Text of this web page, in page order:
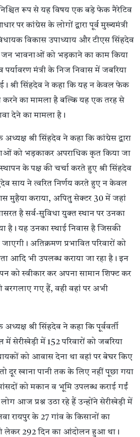
रूप से यह विषय एक बड़े फेक नैरेटिव
पर कांग्रेस के लोगों द्वारा पूर्व मुख्यमंत्री
विकास उपाध्याय और टीएस सिंहदेव
भावनाओं को भड़काने का काम किया
मंत्री के निज निवास में जबरिया
श्री सिंहदेव ने कहा कि यह न केवल फेक
करने का मामला है बल्कि यह एक तरह से
देने का मामला है।
श्री सिंहदेव ने कहा कि कांग्रेस द्वारा
को भड़काकर अपराधिक कृत किया जा
के पक्ष की चर्चा करते हुए श्री सिंहदेव
साय ने त्वरित निर्णय करते हुए न केवल
मुहैया कराया, अपितु सेक्टर 30 में जहां
है सर्व-सुविधा युक्त स्थान पर उनका
है। यह उनका स्थाई निवास है जिसकी
जाएगी। अतिक्रमण प्रभावित परिवारों को
आदि भी उपलब्ध कराया जा रहा है। इन
को स्वीकार कर अपना सामान शिफ्ट कर
बरगलाए गए हैं, वही वहां पर अभी
श्री सिंहदेव ने कहा कि पूर्ववर्ती
में सेरीखेड़ी में 152 परिवारों को जबरिया
को आवास देना था वहां पर बेघर किए
दूर खाना पानी तक के लिए नहीं पूछा गया
को मकान व भूमि उपलब्ध कराई गईं
आज प्रश्न उठा रहे हैं उन्होंने सेरीखेड़ी में
रायपुर के 27 गांव के किसानों का
लेकर 292 दिन का आंदोलन हुआ था।